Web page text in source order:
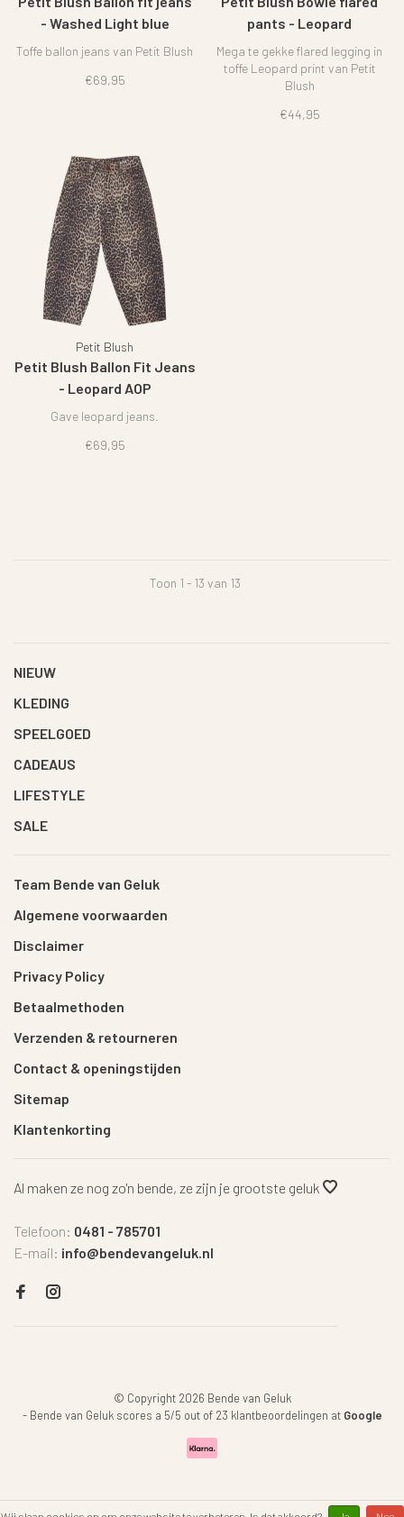
- Washed Light blue
Toffe ballon jeans van Petit Blush
€69,95
pants - Leopard
Mega te gekke flared legging in
toffe Leopard print van Petit
Blush
€44,95
Petit Blush
Petit Blush Ballon Fit Jeans
- Leopard AOP
Gave leopard jeans.
€69,95
Toon 1 - 13 van 13
NIEUW
KLEDING
SPEELGOED
CADEAUS
LIFESTYLE
SALE
Team Bende van Geluk
Algemene voorwaarden
Disclaimer
Privacy Policy
Betaalmethoden
Verzenden & retourneren
Contact & openingstijden
Sitemap
Klantenkorting
Al maken ze nog zo'n bende, ze zijn je grootste geluk
Telefoon: 0481 - 785701
E-mail: info@bendevangeluk.nl
© Copyright 2026 Bende van Geluk
- Bende van Geluk scores a 5/5 out of 23 klantbeoordelingen at Google